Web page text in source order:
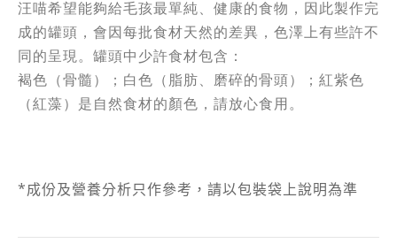
汪喵希望能夠給毛孩最單純、健康的食物，因此製作完
成的罐頭，會因每批食材天然的差異，色澤上有些許不
同的呈現。罐頭中少許食材包含：
褐色（骨髓）；白色（脂肪、磨碎的骨頭）；紅紫色
（紅藻）是自然食材的顏色，請放心食用。
*成份及營養分析只作參考，請以包裝袋上說明為準